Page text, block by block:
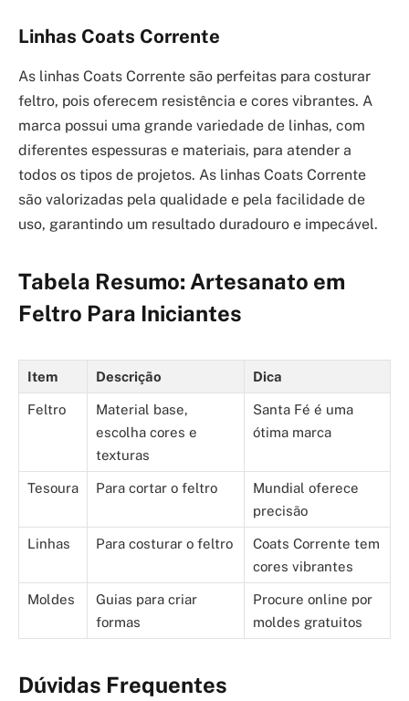
Linhas Coats Corrente
As linhas Coats Corrente são perfeitas para costurar
feltro, pois oferecem resistência e cores vibrantes. A
marca possui uma grande variedade de linhas, com
diferentes espessuras e materiais, para atender a
todos os tipos de projetos. As linhas Coats Corrente
são valorizadas pela qualidade e pela facilidade de
uso, garantindo um resultado duradouro e impecável.
Tabela Resumo: Artesanato em
Feltro Para Iniciantes
Item Descrição Dica
Feltro
Material base,
escolha cores e
texturas
Santa Fé é uma
ótima marca
Tesoura Para cortar o feltro
Mundial oferece
precisão
Linhas Para costurar o feltro
Coats Corrente tem
cores vibrantes
Moldes
Guias para criar
formas
Procure online por
moldes gratuitos
Dúvidas Frequentes